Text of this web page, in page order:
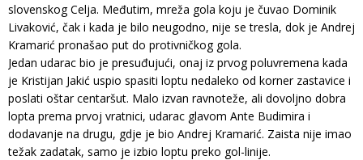
slovenskog Celja. Međutim, mreža gola koju je čuvao Dominik
Livaković, čak i kada je bilo neugodno, nije se tresla, dok je Andrej
Kramarić pronašao put do protivničkog gola.
Jedan udarac bio je presuđujući, onaj iz prvog poluvremena kada
je Kristijan Jakić uspio spasiti loptu nedaleko od korner zastavice i
poslati oštar centaršut. Malo izvan ravnoteže, ali dovoljno dobra
lopta prema prvoj vratnici, udarac glavom Ante Budimira i
dodavanje na drugu, gdje je bio Andrej Kramarić. Zaista nije imao
težak zadatak, samo je izbio loptu preko gol-linije.